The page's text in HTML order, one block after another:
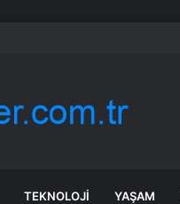
TEKNOLOJI YAŞAM